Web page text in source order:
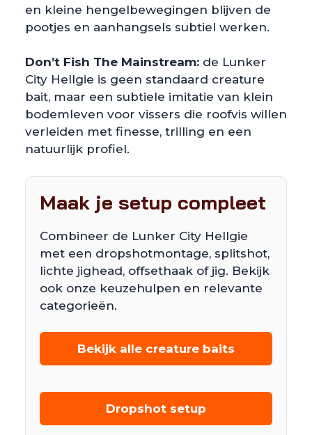
en kleine hengelbewegingen blijven de
pootjes en aanhangsels subtiel werken.
Don’t Fish The Mainstream: de Lunker
City Hellgie is geen standaard creature
bait, maar een subtiele imitatie van klein
bodemleven voor vissers die roofvis willen
verleiden met finesse, trilling en een
natuurlijk profiel.
Maak je setup compleet
Combineer de Lunker City Hellgie
met een dropshotmontage, splitshot,
lichte jighead, offsethaak of jig. Bekijk
ook onze keuzehulpen en relevante
categorieën.
Bekijk alle creature baits
Dropshot setup